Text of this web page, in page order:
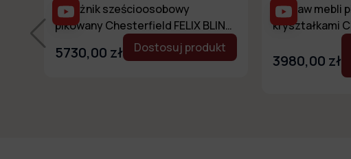
Narożnik sześcioosobowy
pikowany Chesterfield FELIX BLINK
3+E+2 z kryształkami
5730,00 zł Dostosuj produkt
Zestaw mebli
kryształkami
3980,00 zł